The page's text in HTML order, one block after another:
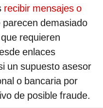
recibir mensajes o
parecen demasiado
requieren
enlaces
un supuesto asesor
o bancaria por
de posible fraude.